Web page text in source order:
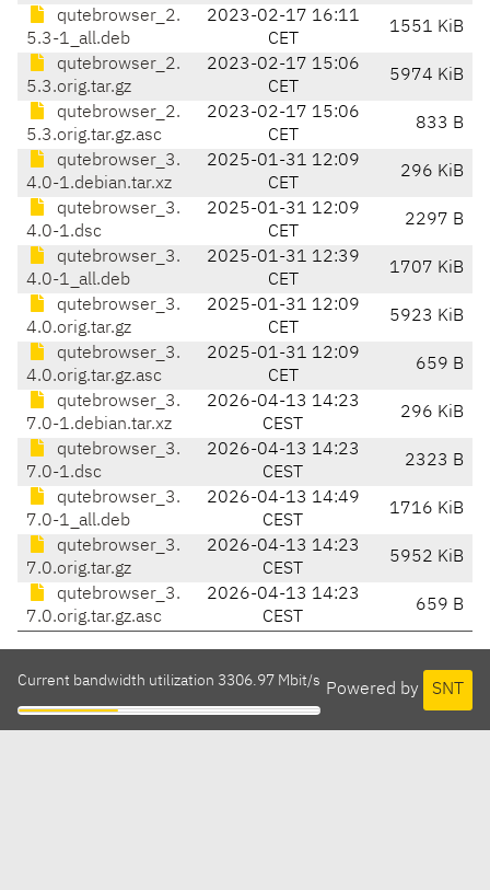
qutebrowser_2.
5.3-1_all.deb
2023-02-17 16:11
CET
1551 KiB
qutebrowser_2.
5.3.orig.tar.gz
2023-02-17 15:06
CET
5974 KiB
qutebrowser_2.
5.3.orig.tar.gz.asc
2023-02-17 15:06
CET
833 B
qutebrowser_3.
4.0-1.debian.tar.xz
2025-01-31 12:09
CET
296 KiB
qutebrowser_3.
4.0-1.dsc
2025-01-31 12:09
CET
2297 B
qutebrowser_3.
4.0-1_all.deb
2025-01-31 12:39
CET
1707 KiB
qutebrowser_3.
4.0.orig.tar.gz
2025-01-31 12:09
CET
5923 KiB
qutebrowser_3.
4.0.orig.tar.gz.asc
2025-01-31 12:09
CET
659 B
qutebrowser_3.
7.0-1.debian.tar.xz
2026-04-13 14:23
CEST
296 KiB
qutebrowser_3.
7.0-1.dsc
2026-04-13 14:23
CEST
2323 B
qutebrowser_3.
7.0-1_all.deb
2026-04-13 14:49
CEST
1716 KiB
qutebrowser_3.
7.0.orig.tar.gz
2026-04-13 14:23
CEST
5952 KiB
qutebrowser_3.
7.0.orig.tar.gz.asc
2026-04-13 14:23
CEST
659 B
Powered by SNT
Current bandwidth utilization 3306.97 Mbit/s